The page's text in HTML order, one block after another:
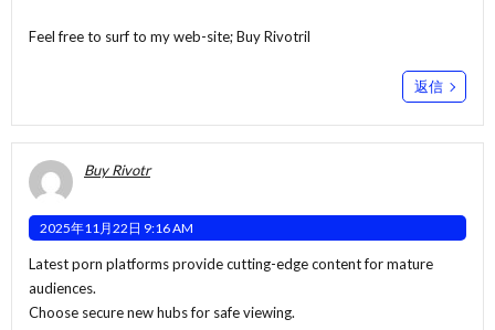
Feel free to surf to my web-site;Buy Rivotril
返信
Buy Rivotr
2025年11月22日 9:16 AM
Latest porn platforms provide cutting-edge content for mature
audiences.
Choose secure new hubs for safe viewing.